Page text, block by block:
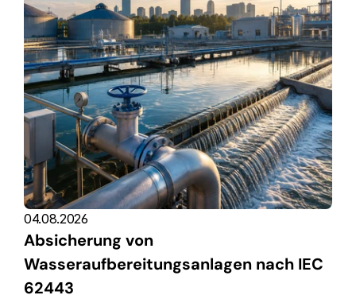
04.08.2026
Absicherung von
Wasseraufbereitungsanlagen nach IEC
62443